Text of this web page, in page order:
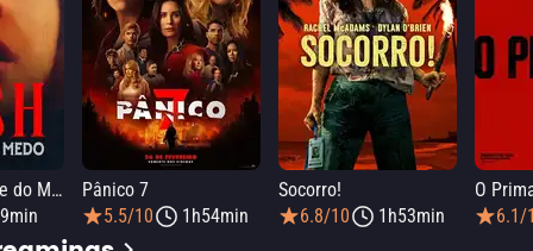
Push: No Limite do Medo
Pânico 7
5.5/10
1h54min
Socorro!
6.8/10
1h53min
O
6.1/